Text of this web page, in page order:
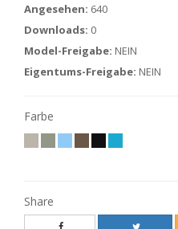
Angesehen: 640
Downloads: 0
Model-Freigabe: NEIN
Eigentums-Freigabe: NEIN
Farbe
Share